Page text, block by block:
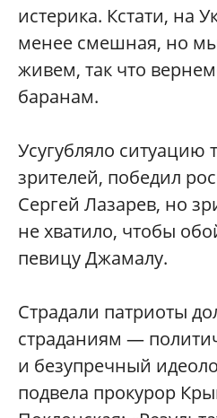
истерика. Кстати, на
менее смешная, но
живем, так что
баранам.
Усугубляло
зрителей, победил
Сергей Лазарев, но
не хватило, чтобы
певицу Джамалу.
Страдали патриоты
страданиям —
и безупречный
подвела прокурор